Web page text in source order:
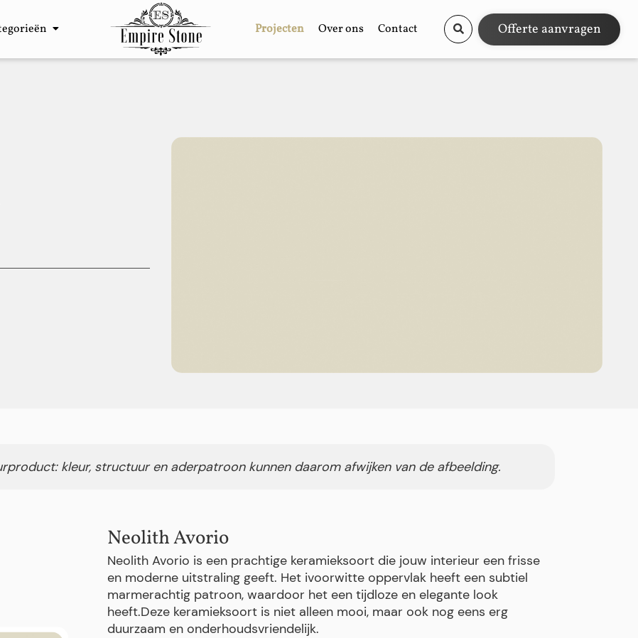
Projecten Over ons Contact Offerte aanvragen
kleur, structuur en aderpatroon kunnen daarom afwijken van de afbeelding.
Neolith Avorio
Neolith Avorio is een prachtige keramieksoort die jouw interieur een frisse
en moderne uitstraling geeft. Het ivoorwitte oppervlak heeft een subtiel
marmerachtig patroon, waardoor het een tijdloze en elegante look
heeft.Deze keramieksoort is niet alleen mooi, maar ook nog eens erg
duurzaam en onderhoudsvriendelijk.